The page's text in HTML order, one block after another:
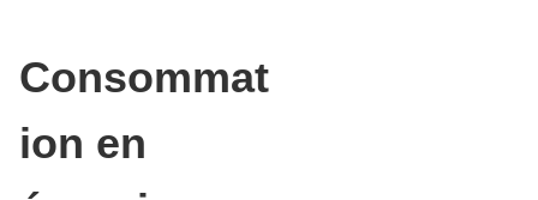
Consommat
ion en